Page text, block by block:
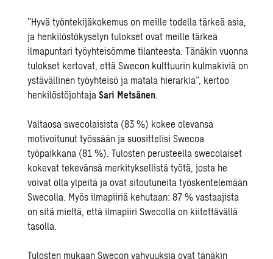
”Hyvä työntekijäkokemus on meille todella tärkeä asia,
ja henkilöstökyselyn tulokset ovat meille tärkeä
ilmapuntari työyhteisömme tilanteesta. Tänäkin vuonna
tulokset kertovat, että Swecon kulttuurin kulmakiviä on
ystävällinen työyhteisö ja matala hierarkia”, kertoo
henkilöstöjohtajaSari Metsänen.
Valtaosa swecolaisista (83 %) kokee olevansa
motivoitunut työssään ja suosittelisi Swecoa
työpaikkana (81 %). Tulosten perusteella swecolaiset
kokevat tekevänsä merkityksellistä työtä, josta he
voivat olla ylpeitä ja ovat sitoutuneita työskentelemään
Swecolla. Myös ilmapiiriä kehutaan: 87 % vastaajista
on sitä mieltä, että ilmapiiri Swecolla on kiitettävällä
tasolla.
Tulosten mukaan Swecon vahvuuksia ovat tänäkin